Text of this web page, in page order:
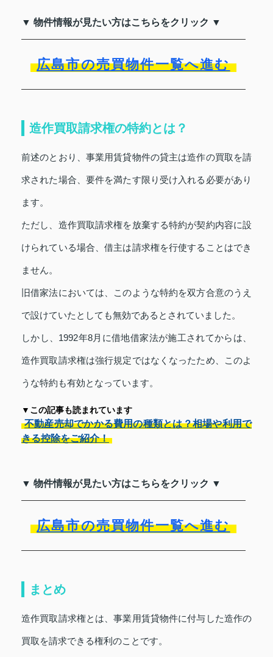
▼ 物件情報が見たい方はこちらをクリック ▼
広島市の売買物件一覧へ進む
造作買取請求権の特約とは？
前述のとおり、事業用賃貸物件の貸主は造作の買取を請
求された場合、要件を満たす限り受け入れる必要があり
ます。
ただし、造作買取請求権を放棄する特約が契約内容に設
けられている場合、借主は請求権を行使することはでき
ません。
旧借家法においては、このような特約を双方合意のうえ
で設けていたとしても無効であるとされていました。
しかし、1992年8月に借地借家法が施工されてからは、
造作買取請求権は強行規定ではなくなったため、このよ
うな特約も有効となっています。
▼この記事も読まれています
不動産売却でかかる費用の種類とは？相場や利用で
きる控除をご紹介！
▼ 物件情報が見たい方はこちらをクリック ▼
広島市の売買物件一覧へ進む
まとめ
造作買取請求権とは、事業用賃貸物件に付与した造作の
買取を請求できる権利のことです。